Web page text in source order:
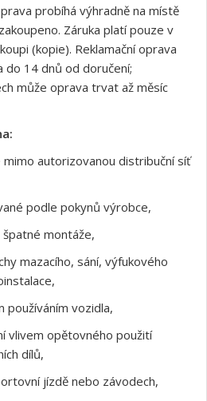
probíhá výhradně na místě
Záruka platí pouze v
(kopie). Reklamační oprava
do 14 dnů od doručení;
může oprava trvat až měsíc
autorizovanou distribuční síť
podle pokynů výrobce,
montáže,
mazacího, sání, výfukového
používáním vozidla,
vlivem opětovného použití
dílů,
jízdě nebo závodech,